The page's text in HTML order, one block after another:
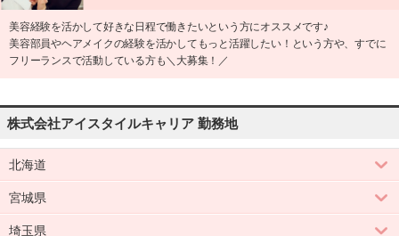
美容経験を活かして好きな日程で働きたいという方にオススメです♪
美容部員やヘアメイクの経験を活かしてもっと活躍したい！という方や、すでに
フリーランスで活動している方も＼大募集！／
株式会社アイスタイルキャリア 勤務地
北海道
宮城県
埼玉県